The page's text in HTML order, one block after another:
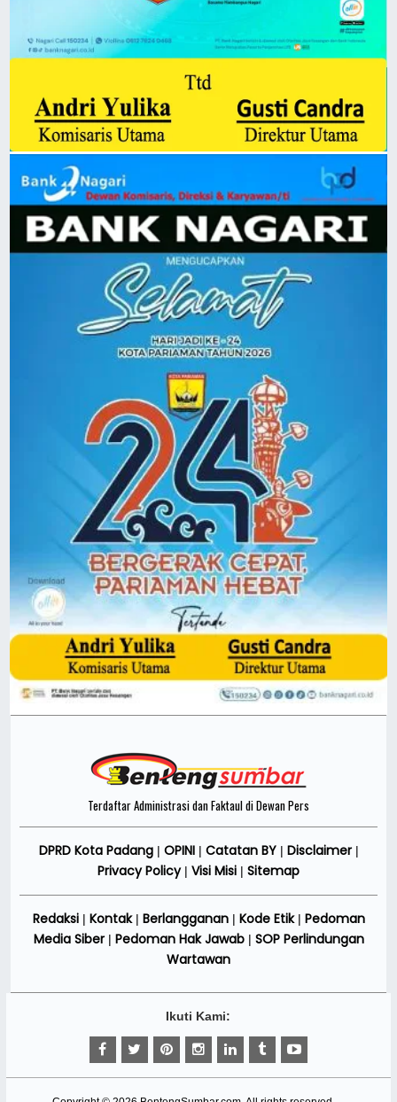
Terdaftar Administrasi dan Faktaul di Dewan Pers
DPRD Kota Padang| OPINI| Catatan BY| Disclaimer|
Privacy Policy| Visi Misi | Sitemap
Redaksi| Kontak| Berlangganan| Kode Etik| Pedoman
Media Siber| Pedoman Hak Jawab| SOP Perlindungan
Wartawan
Ikuti Kami: